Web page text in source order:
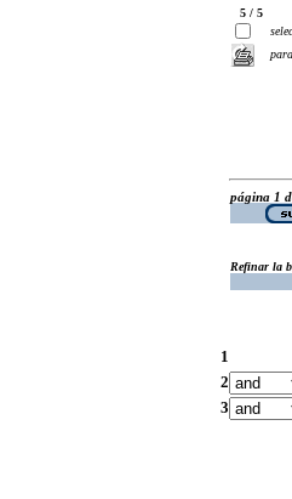
5 / 5
página 1
Refinar la
1
2
3